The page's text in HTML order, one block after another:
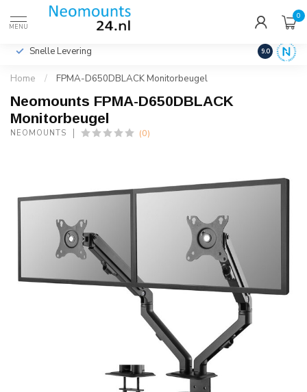
MENU
0
Incl. btw
Snelle Levering Hoge
9.0
Home / FPMA-D650DBLACK Monitorbeugel
Neomounts FPMA-D650DBLACK
Monitorbeugel
NEOMOUNTS (0)